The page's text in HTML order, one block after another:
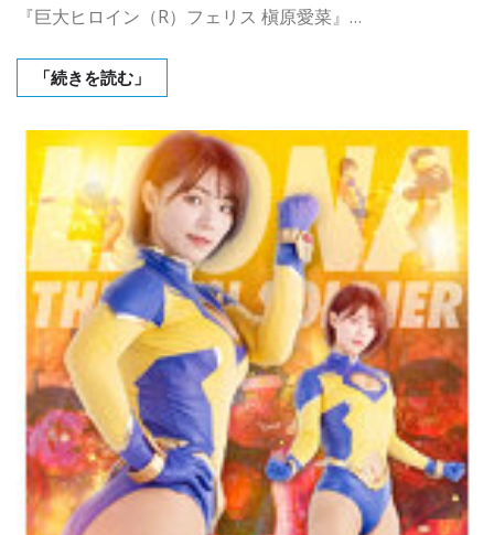
『巨大ヒロイン（R）フェリス 槇原愛菜』…
「続きを読む」